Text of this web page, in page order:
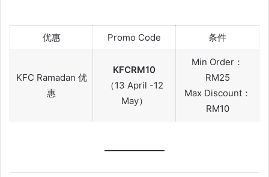
优惠 Promo Code 条件
KFC Ramadan 优
惠
KFCRM10
（13 April -12
May）
Min Order：
RM25
Max Discount：
RM10